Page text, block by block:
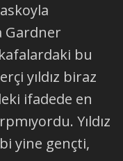
Gardner
kafalardaki bu
yıldız biraz
ifadede en
Yıldız
yine gençti,